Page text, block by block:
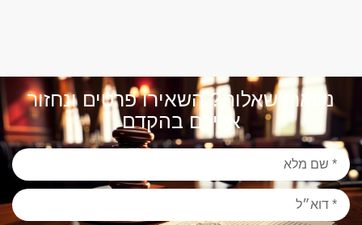
נשארו שאלות? השאירו פרטים ונחזור
אליכם בהקדם